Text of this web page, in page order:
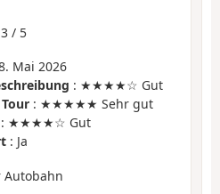
/ 5
Mai 2026
: ★★★★☆ Gut
: ★★★★★ Sehr gut
: ★★★★☆ Gut
: Ja
Autobahn